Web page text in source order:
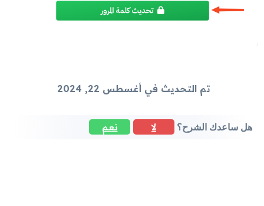
تم التحديث في أغسطس 22, 2024
هل ساعدك الشرح؟ لا نعم